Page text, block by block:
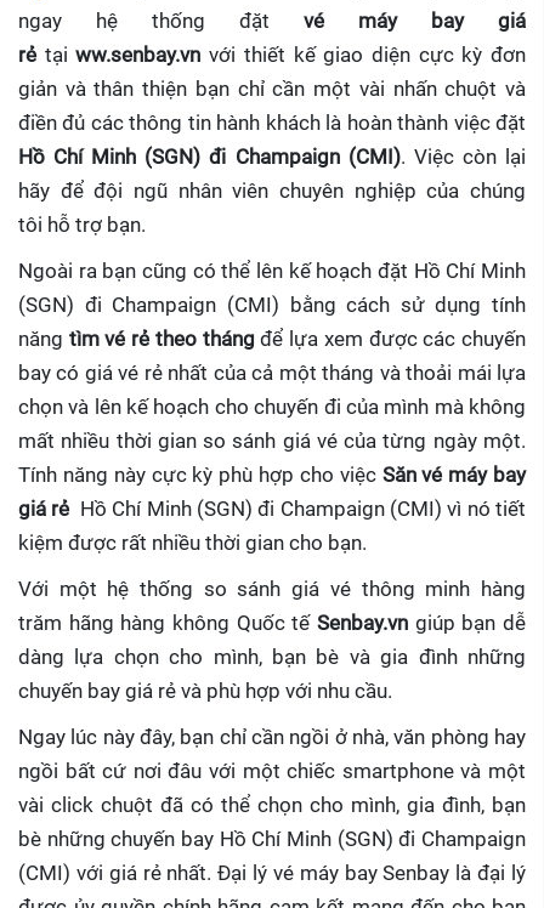
ngay hệ thống đặt vé máy bay giá
rẻ tạiww.senbay.vn với thiết kế giao diện cực kỳ đơn
giản và thân thiện bạn chỉ cần một vài nhấn chuột và
điền đủ các thông tin hành khách là hoàn thành việc đặt
Hồ Chí Minh (SGN) đi Champaign (CMI). Việc còn lại
hãy để đội ngũ nhân viên chuyên nghiệp của chúng
tôi hỗ trợ bạn.
Ngoài ra bạn cũng có thể lên kế hoạch đặt Hồ Chí Minh
(SGN) đi Champaign (CMI) bằng cách sử dụng tính
năng tìm vé rẻ theo thángđể lựa xem được các chuyến
bay có giá vé rẻ nhất của cả một tháng và thoải mái lựa
chọn và lên kế hoạch cho chuyến đi của mình mà không
mất nhiều thời gian so sánh giá vé của từng ngày một.
Tính năng này cực kỳ phù hợp cho việc Săn vé máy bay
giá rẻ Hồ Chí Minh (SGN) đi Champaign (CMI) vì nó tiết
kiệm được rất nhiều thời gian cho bạn.
Với một hệ thống so sánh giá vé thông minh hàng
trăm hãng hàng không Quốc tế Senbay.vn giúp bạn dễ
dàng lựa chọn cho mình, bạn bè và gia đình những
chuyến bay giá rẻ và phù hợp với nhu cầu.
Ngay lúc này đây, bạn chỉ cần ngồi ở nhà, văn phòng hay
ngồi bất cứ nơi đâu với một chiếc smartphone và một
vài click chuột đã có thể chọn cho mình, gia đình, bạn
bè những chuyến bay Hồ Chí Minh (SGN) đi Champaign
(CMI) với giá rẻ nhất. Đại lý vé máy bay Senbay là đại lý